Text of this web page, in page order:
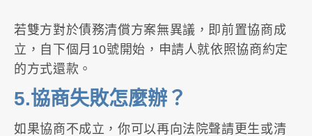
若雙方對於債務清償方案無異議，即前置協商成
立，自下個月10號開始，申請人就依照協商約定
的方式還款。
5.協商失敗怎麼辦？
如果協商不成立，你可以再向法院聲請更生或清